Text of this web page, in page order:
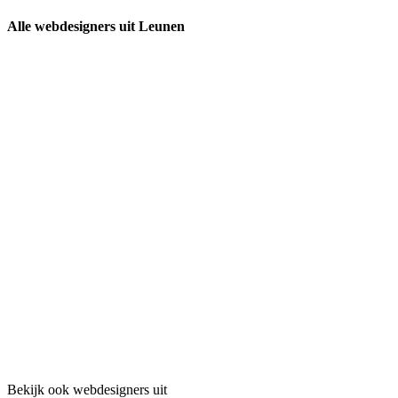
Alle webdesigners uit Leunen
Bekijk ook webdesigners uit